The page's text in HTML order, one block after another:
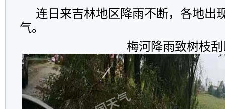
连日来吉林地区降雨不断，各地出
气。
梅河降雨致树枝